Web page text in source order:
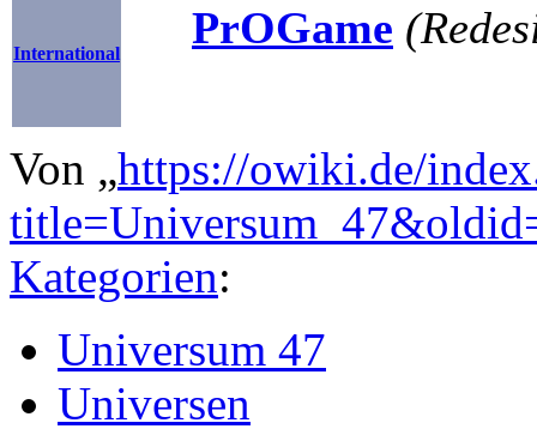
International
PrOGame
Von „https://owiki.de/
Kategorien:
Universum 47
Universen